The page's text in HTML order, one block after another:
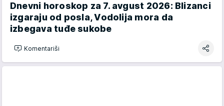
Dnevni horoskop za 7. avgust 2026: Blizanci
izgaraju od posla, Vodolija mora da
izbegava tuđe sukobe
Komentariši